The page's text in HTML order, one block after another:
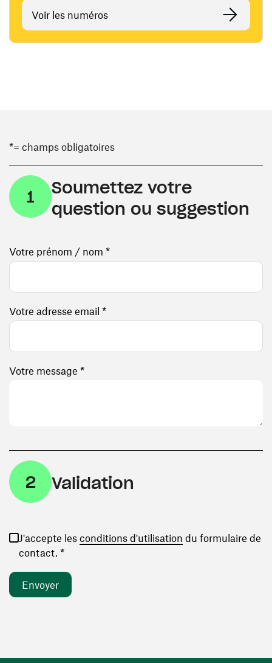
Voir les numéros
*= champs obligatoires
1
Soumettez votre
question ou suggestion
Votre prénom / nom *
Votre adresse email *
Votre message *
2 Validation
J'accepte les conditions d'utilisation (ouvre une
du formulaire de
contact. *